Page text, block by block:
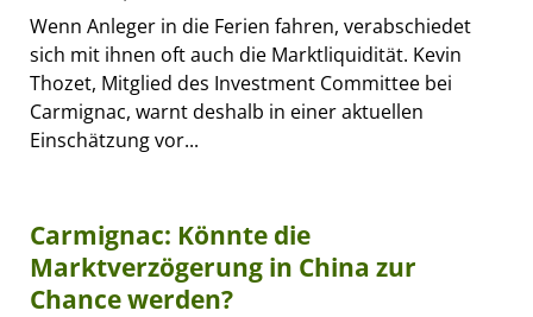
Wenn Anleger in die Ferien fahren, verabschiedet
sich mit ihnen oft auch die Marktliquidität. Kevin
Thozet, Mitglied des Investment Committee bei
Carmignac, warnt deshalb in einer aktuellen
Einschätzung vor...
Carmignac: Könnte die
Marktverzögerung in China zur
Chance werden?